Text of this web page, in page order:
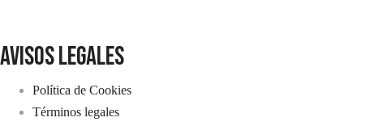
avisos legales
Política de Cookies
Términos legales